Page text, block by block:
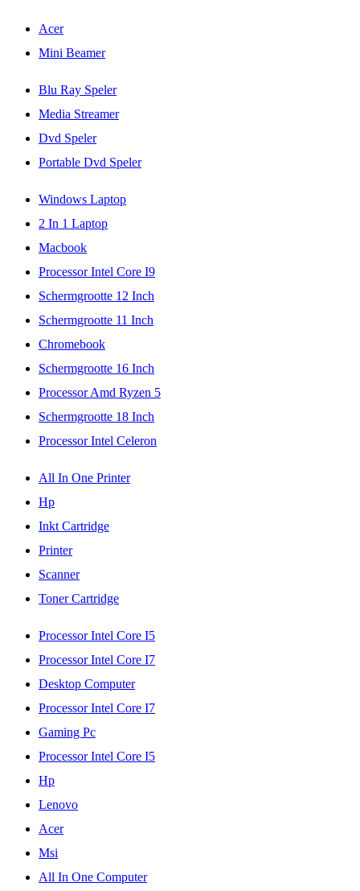
Acer
Mini Beamer
Blu Ray Speler
Media Streamer
Dvd Speler
Portable Dvd Speler
Windows Laptop
2 In 1 Laptop
Macbook
Processor Intel Core I9
Schermgrootte 12 Inch
Schermgrootte 11 Inch
Chromebook
Schermgrootte 16 Inch
Processor Amd Ryzen 5
Schermgrootte 18 Inch
Processor Intel Celeron
All In One Printer
Hp
Inkt Cartridge
Printer
Scanner
Toner Cartridge
Processor Intel Core I5
Processor Intel Core I7
Desktop Computer
Processor Intel Core I7
Gaming Pc
Processor Intel Core I5
Hp
Lenovo
Acer
Msi
All In One Computer